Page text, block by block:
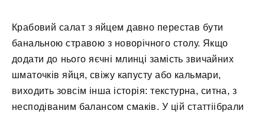
Крабовий салат з яйцем давно перестав бути
банальною стравою з новорічного столу. Якщо
додати до нього яєчні млинці замість звичайних
шматочків яйця, свіжу капусту або кальмари,
виходить зовсім інша історія: текстурна, ситна, з
несподіваним балансом смаків. У цій статтіібрали